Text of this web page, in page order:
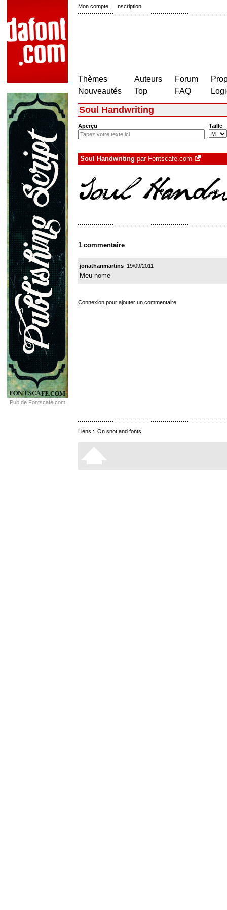
Mon compte | Inscription
Thèmes
Nouveautés
Auteurs
Top
Forum
FAQ
Pub de Fontscafe.com
Soul Handwriting
Aperçu Taille
Soul Handwriting par Fontscafe.com
1 commentaire
jonathanmartins 19/09/2011
Meu nome
Connexion pour ajouter un commentaire.
Liens : On snot and fonts